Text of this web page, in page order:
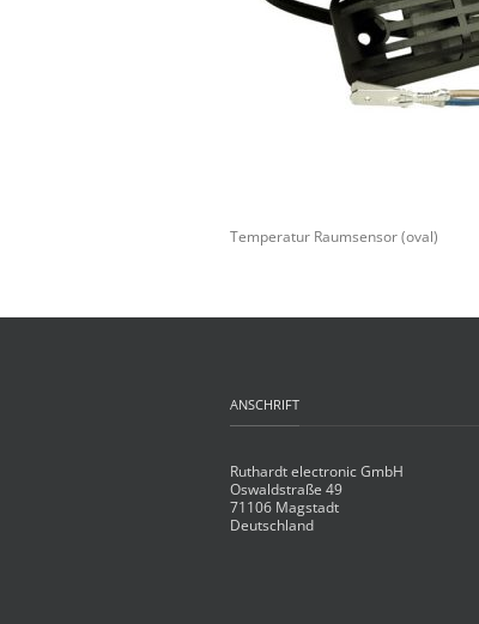
Temperatur Raumsensor (oval)
ANSCHRIFT
Ruthardt electronic GmbH
Oswaldstraße 49
71106 Magstadt
Deutschland